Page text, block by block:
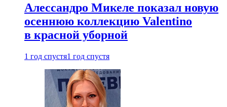
Алессандро Микеле показал новую
осеннюю коллекцию Valentino
в красной уборной
1 год спустя1 год спустя